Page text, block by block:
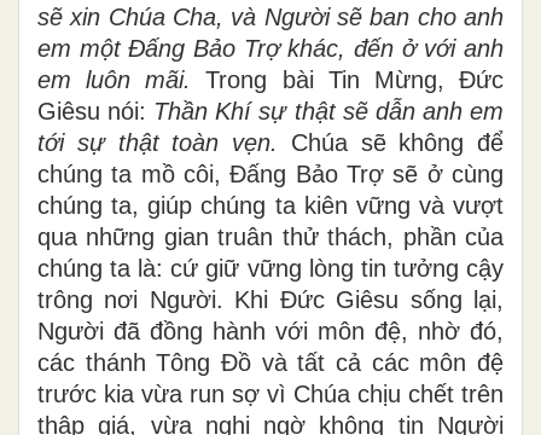
sẽ xin Chúa Cha, và Người sẽ ban cho anh
em một Đấng Bảo Trợ khác, đến ở với anh
em luôn mãi.Trong bài Tin Mừng, Đức
Giêsu nói: Thần Khí sự thật sẽ dẫn anh em
tới sự thật toàn vẹn.
Chúa sẽ không để
chúng ta mồ côi, Đấng Bảo Trợ sẽ ở cùng
chúng ta, giúp chúng ta kiên vững và vượt
qua những gian truân thử thách, phần của
chúng ta là: cứ giữ vững lòng tin tưởng cậy
trông nơi Người. Khi Đức Giêsu sống lại,
Người đã đồng hành với môn đệ, nhờ đó,
các thánh Tông Đồ và tất cả các môn đệ
trước kia vừa run sợ vì Chúa chịu chết trên
thập giá, vừa nghi ngờ không tin Người